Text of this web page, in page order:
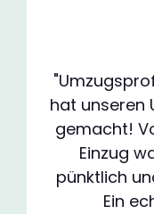
hat unseren
gemacht!
Einzug
pünktlich
Ein